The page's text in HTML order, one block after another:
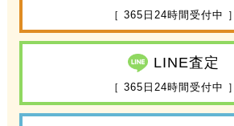
［ 365日24時間受付中 ］
LINE査定
［ 365日24時間受付中 ］